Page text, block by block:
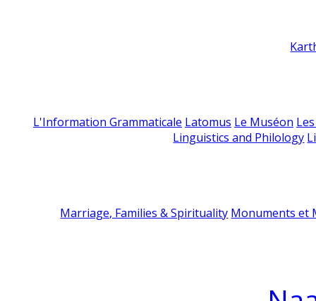
L'Information Grammaticale Latomus Le Muséon
Linguistics and Philology
Marriage, Families & Spirituality Monuments et